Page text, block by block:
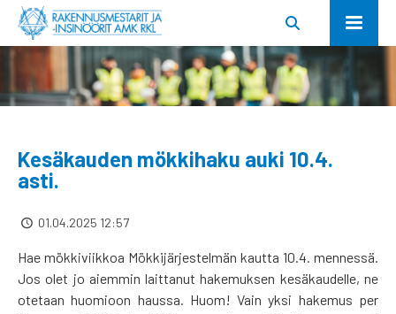
Kesäkauden mökkihaku auki 10.4.
asti.
01.04.2025 12:57
Hae mökkiviikkoa Mökkijärjestelmän kautta 10.4. mennessä.
Jos olet jo aiemmin laittanut hakemuksen kesäkaudelle, ne
otetaan huomioon haussa. Huom! Vain yksi hakemus per